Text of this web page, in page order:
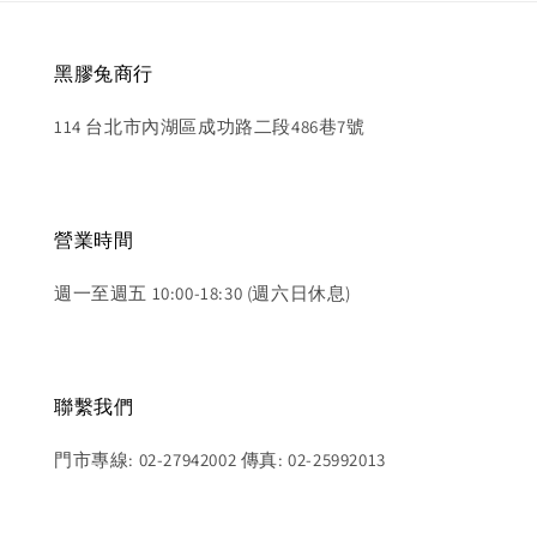
黑膠兔商行
114 台北市內湖區成功路二段486巷7號
營業時間
週一至週五 10:00-18:30 (週六日休息)
聯繫我們
門市專線: 02-27942002 傳真: 02-25992013